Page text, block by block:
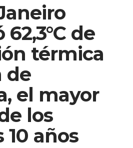
de
térmica
de
el mayor
los
años